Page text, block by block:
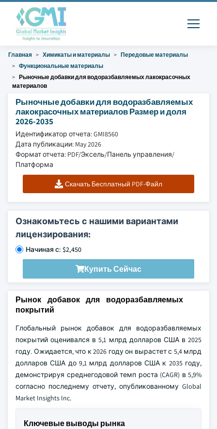
Главная Химикаты и материалы
Передовые материалы
Функциональные материалы
Рыночные добавки для водоразбавляемых лакокрасочных
материалов
Рыночные добавки для водоразбавляемых
лакокрасочных материалов Размер и доля
2026-2035
Идентификатор отчета: GMI8560
Дата публикации: May 2026
Формат отчета: PDF/Эксель/Панель управления/
Платформа
Скачать Бесплатный PDF-Файл
Ознакомьтесь с нашими вариантами
лицензирования:
Начиная с: $2,450
Купить Сейчас
Рынок добавок для водоразбавляемых
покрытий
Глобальный рынок добавок для водоразбавляемых
покрытий оценивался в 5,1 млрд долларов США в 2025
году. Ожидается, что к 2026 году он вырастет с 5,4 млрд
долларов США до 9,1 млрд долларов США к 2035 году,
демонстрируя среднегодовой темп роста (CAGR) в 5,9%
согласно последнему отчету, опубликованному Global
Market Insights Inc.
Ключевые выводы рынка